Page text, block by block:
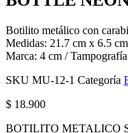
Botilito metálico con
Medidas: 21.7 cm x 6.5
Marca: 4 cm /
SKU MU-12-1 Categoría
$ 18.900
BOTILITO METALICO